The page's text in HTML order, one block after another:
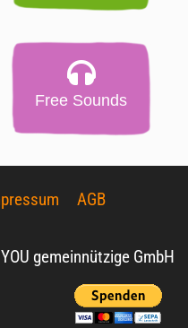
Free Sounds
AGB
gemeinnützige GmbH